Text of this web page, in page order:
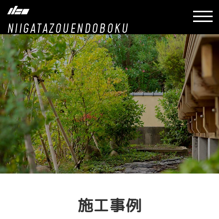
NIIGATAZOUENDOBOKU
施工事例